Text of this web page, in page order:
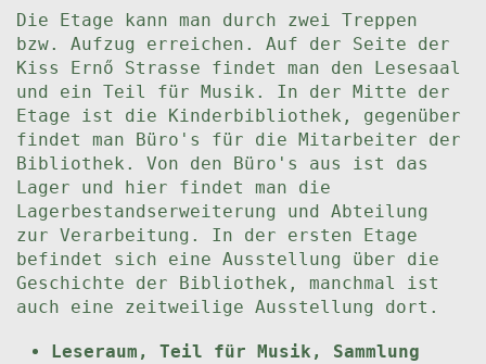
Die Etage kann man durch zwei Treppen
bzw. Aufzug erreichen. Auf der Seite der
Kiss Ernő Strasse findet man den Lesesaal
und ein Teil für Musik. In der Mitte der
Etage ist die Kinderbibliothek, gegenüber
findet man Büro's für die Mitarbeiter der
Bibliothek. Von den Büro's aus ist das
Lager und hier findet man die
Lagerbestandserweiterung und Abteilung
zur Verarbeitung. In der ersten Etage
befindet sich eine Ausstellung über die
Geschichte der Bibliothek, manchmal ist
auch eine zeitweilige Ausstellung dort.
Leseraum, Teil für Musik, Sammlung